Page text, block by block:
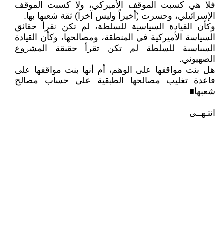
فلا هي كسبت الموقف الأميركي، ولا كسبت الموقف
الإسرائيلي، وخسرت (أخيراً وليس آخراً) ثقة شعبها بها.
وكأن القيادة السياسية للسلطة، لم تكن تقرأ حقائق
السياسة الأميركية في المنطقة، ومصالحها، وكأن القيادة
السياسية للسلطة لم تكن تقرأ حقيقة المشروع
الصهيوني.
هل بنت مواقفها على الوهم، أم أنها بنت مواقفها على
قاعدة تغليب مصالحها الطبقية على حساب مصالح
شعبها■
انتـهــى